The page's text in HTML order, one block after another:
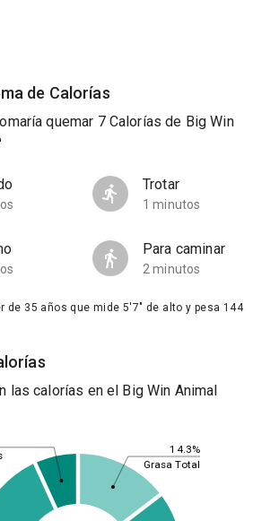
de Calorías
quemar 7 Calorías de Big Win
Trotar
1 minutos
Para caminar
2 minutos
de 35 años que mide 5'7" de alto y pesa 144
las calorías en el Big Win Animal
14.3%
Grasa Total